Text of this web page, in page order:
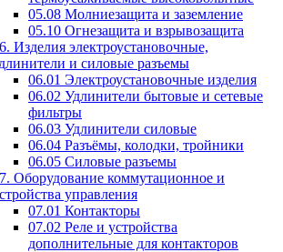
05.08 Молниезащита и заземление
05.10 Огнезащита и взрывозащита
Изделия электроустановочные,
и силовые разъемы
06.01 Электроустановочные изделия
06.02 Удлинители бытовые и сетевые
фильтры
06.03 Удлинители силовые
06.04 Разъёмы, колодки, тройники
06.05 Силовые разъемы
Оборудование коммутационное и
управления
07.01 Контакторы
07.02 Реле и устройства
дополнительные для контакторов